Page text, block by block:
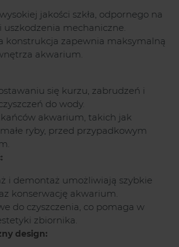
jakości szkła, odpornego na
uszkodzenia mechaniczne.
konstrukcja zapewnia maksymalną
akwarium.
się kurzu, zabrudzeń i
do wody.
akwarium, takich jak
ryby, przed przypadkowym
i demontaż umożliwiają szybkie
konserwację akwarium.
do czyszczenia, co pomaga w
zbiornika.
design: